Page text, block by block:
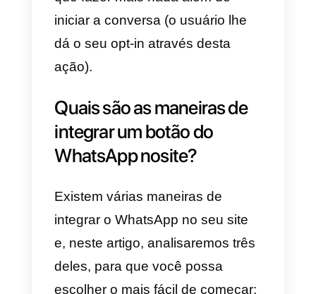
apenas alguns cliques é
chamada de“clique para
conversar”.
Graças a esse recurso, que usa
asAPIs do WhatsApp
do site poderá abrir um novo
bate-papo no aplicativo
diretamente na sua página do
WhatsApp Business
não tiver um, no seu número de